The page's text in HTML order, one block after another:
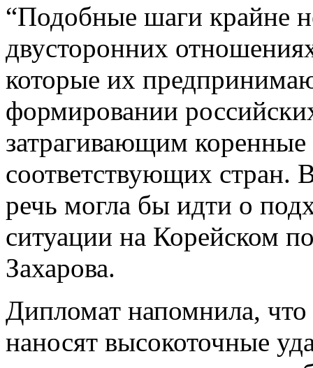
“Подобные шаги крайне
двусторонних
которые их
формировании
затрагивающим коренные
соответствующих стран.
речь могла бы идти о
ситуации на Корейском
Захарова.
Дипломат напомнила,
наносят высокоточные